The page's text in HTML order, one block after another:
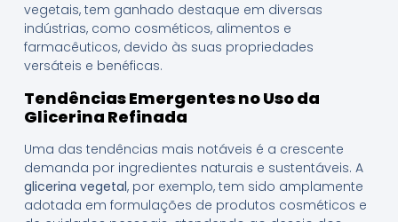
vegetais, tem ganhado destaque em diversas
indústrias, como cosméticos, alimentos e
farmacêuticos, devido às suas propriedades
versáteis e benéficas.
Tendências Emergentes no Uso da
Glicerina Refinada
Uma das tendências mais notáveis é a crescente
demanda por ingredientes naturais e sustentáveis. A
glicerina vegetal, por exemplo, tem sido amplamente
adotada em formulações de produtos cosméticos e